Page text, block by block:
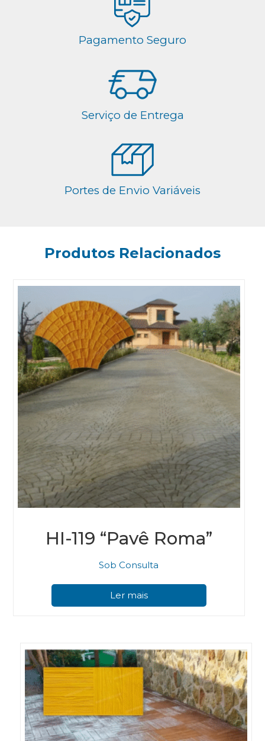
Pagamento Seguro
Serviço de Entrega
Portes de Envio Variáveis
Produtos Relacionados
HI-119 “Pavê Roma”
Sob Consulta
Ler mais